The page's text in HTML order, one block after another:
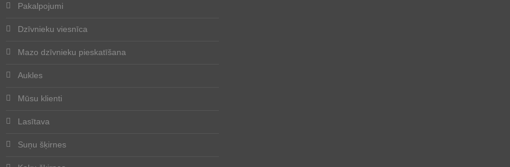
Pakalpojumi
Dzīvnieku viesnīca
Mazo dzīvnieku pieskatīšana
Aukles
Mūsu klienti
Lasītava
Suņu šķirnes